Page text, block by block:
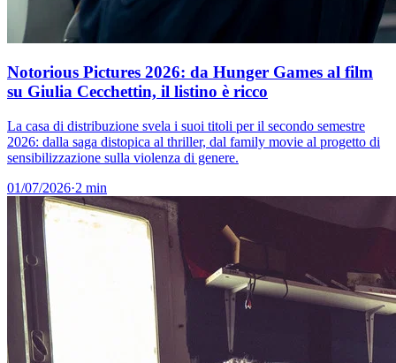
Notorious Pictures 2026: da Hunger Games al film
su Giulia Cecchettin, il listino è ricco
La casa di distribuzione svela i suoi titoli per il secondo semestre
2026: dalla saga distopica al thriller, dal family movie al progetto di
sensibilizzazione sulla violenza di genere.
01/07/2026·2 min